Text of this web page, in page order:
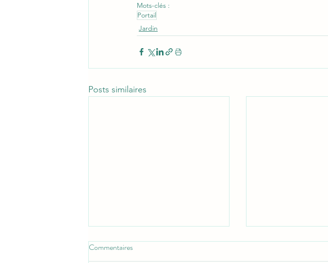
Mots-clés :
Portail
Jardin
Posts similaires
Commentaires